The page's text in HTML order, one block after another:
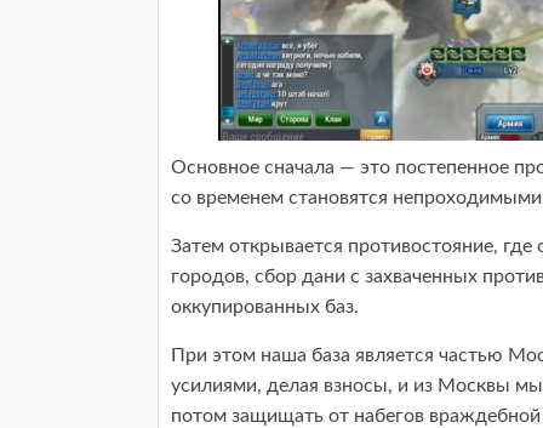
Основное сначала — это постепенное
со временем становятся
Затем открывается противостояние, где
городов, сбор дани с захваченных
оккупированных баз.
При этом наша база является частью
усилиями, делая взносы, и из Москвы
потом защищать от набегов